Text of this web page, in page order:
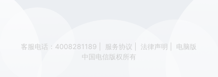
客服电话：4008281189 服务协议 法律声明
电脑版
中国电信版权所有